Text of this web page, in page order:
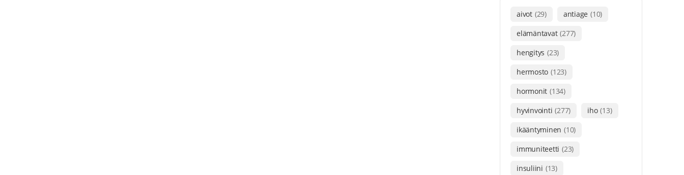
aivot (29) antiage (10)
elämäntavat (277)
hengitys (23)
hermosto (123)
hormonit (134)
hyvinvointi (277) iho (13)
ikääntyminen (10)
immuniteetti (23)
insuliini (13)